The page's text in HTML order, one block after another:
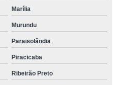
Marília
Murundu
Paraisolândia
Piracicaba
Ribeirão Preto